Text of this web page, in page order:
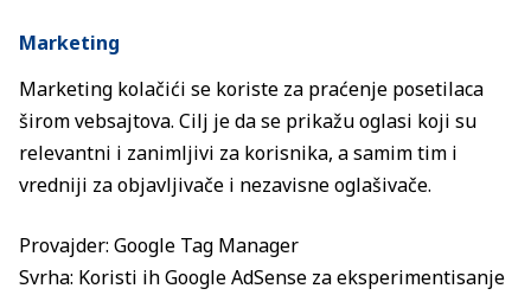
Marketing
Marketing kolačići se koriste za praćenje posetilaca
širom vebsajtova. Cilj je da se prikažu oglasi koji su
relevantni i zanimljivi za korisnika, a samim tim i
vredniji za objavljivače i nezavisne oglašivače.
Provajder: Google Tag Manager
Svrha: Koristi ih Google AdSense za eksperimentisanje